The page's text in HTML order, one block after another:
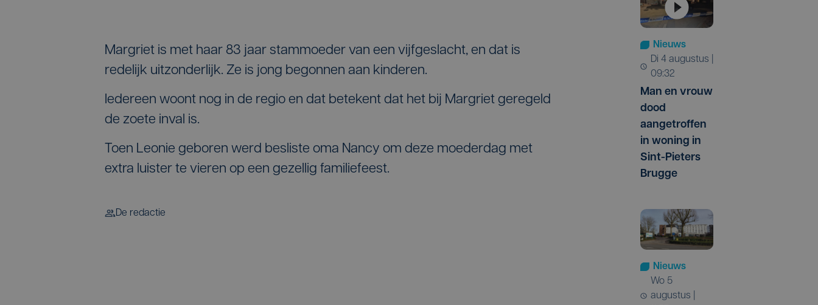
Margriet is met haar 83 jaar stammoeder van een vijfgeslacht, en dat is
redelijk uitzonderlijk. Ze is jong begonnen aan kinderen.
Iedereen woont nog in de regio en dat betekent dat het bij Margriet geregeld
de zoete inval is.
Toen Leonie geboren werd besliste oma Nancy om deze moederdag met
extra luister te vieren op een gezellig familiefeest.
De redactie
Nieuws
di 4 augustus |
09:32
Man en vrouw
dood
aangetroffen
in woning in
Sint-Pieters
Brugge
Nieuws
wo 5
augustus |